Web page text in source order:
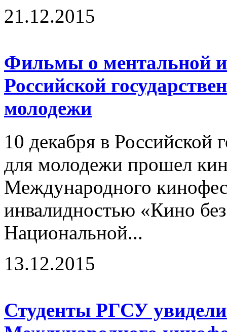
21.12.2015
Фильмы о ментальной
Российской
молодежи
10 декабря в Российской
для молодежи прошел
Международного
инвалидностью «Кино
Национальной...
13.12.2015
Студенты РГСУ